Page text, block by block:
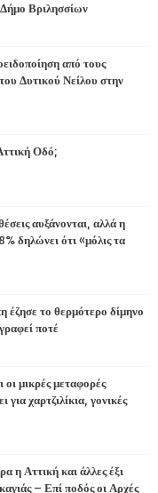
Βριλησσίων
από τους
Δυτικού Νείλου στην
Οδό;
αυξάνονται, αλλά η
δηλώνει ότι «μόλις τα
το θερμότερο δίμηνο
ποτέ
μικρές μεταφορές
χαρτζιλίκια, γονικές
η Αττική και άλλες έξι
– Επί ποδός οι Αρχές